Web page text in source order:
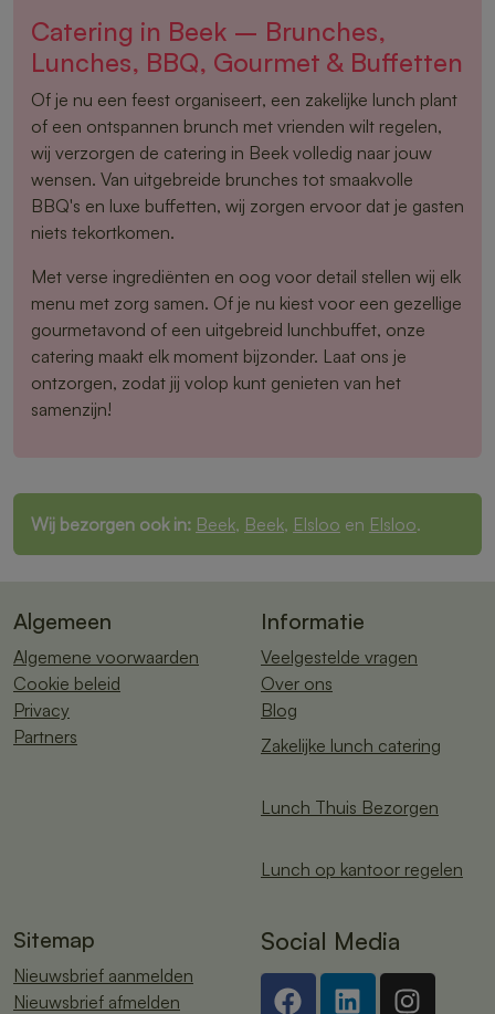
Catering in Beek – Brunches,
Lunches, BBQ, Gourmet & Buffetten
Of je nu een feest organiseert, een zakelijke lunch plant
of een ontspannen brunch met vrienden wilt regelen,
wij verzorgen de catering in Beek volledig naar jouw
wensen. Van uitgebreide brunches tot smaakvolle
BBQ's en luxe buffetten, wij zorgen ervoor dat je gasten
niets tekortkomen.
Met verse ingrediënten en oog voor detail stellen wij elk
menu met zorg samen. Of je nu kiest voor een gezellige
gourmetavond of een uitgebreid lunchbuffet, onze
catering maakt elk moment bijzonder. Laat ons je
ontzorgen, zodat jij volop kunt genieten van het
samenzijn!
Wij bezorgen ook in: Beek, Beek, Elsloo en Elsloo.
Algemeen
Algemene voorwaarden
Cookie beleid
Privacy
Partners
Informatie
Veelgestelde vragen
Over ons
Blog
Zakelijke lunch catering
Lunch Thuis Bezorgen
Lunch op kantoor regelen
Sitemap
Nieuwsbrief aanmelden
Nieuwsbrief afmelden
Social Media